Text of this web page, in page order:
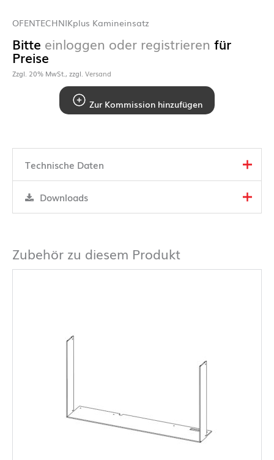
OFENTECHNIKplus Kamineinsatz
Bitte einloggen oder registrieren für
Preise
Zzgl. 20% MwSt., zzgl. Versand
Zur Kommission hinzufügen
Technische Daten
Downloads
Zubehör zu diesem Produkt